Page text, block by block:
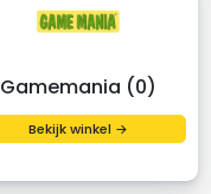
Gamemania (0)
Bekijk winkel →